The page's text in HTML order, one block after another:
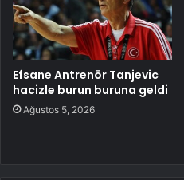
Efsane Antrenör Tanjevic
hacizle burun buruna geldi
Ağustos 5, 2026